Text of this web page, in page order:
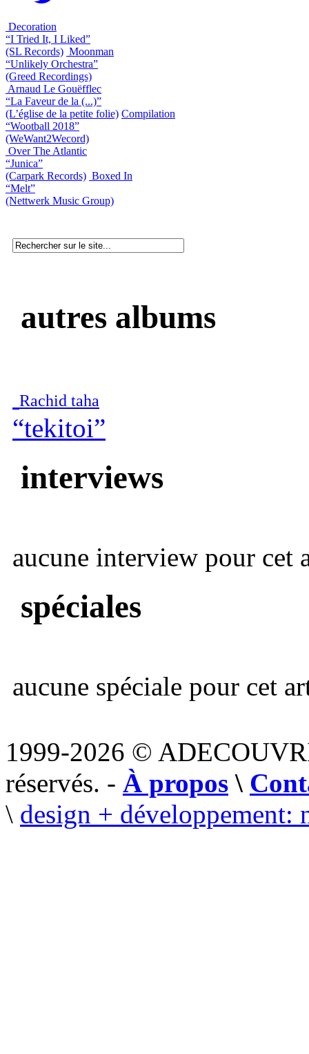
Decoration
“I Tried It, I Liked”
(SL Records) Moonman
“Unlikely Orchestra”
(Greed Recordings)
Arnaud Le Gouëfflec
“La Faveur de la (...)”
(L’église de la petite folie) Compilation
“Wootball 2018”
(WeWant2Wecord)
Over The Atlantic
“Junica”
(Carpark Records) Boxed In
“Melt”
(Nettwerk Music Group)
autres albums
Rachid taha
“tekitoi”
interviews
aucune interview pour cet
spéciales
aucune spéciale pour cet
1999-2026 ©
réservés. - À propos \
\ design + développement: